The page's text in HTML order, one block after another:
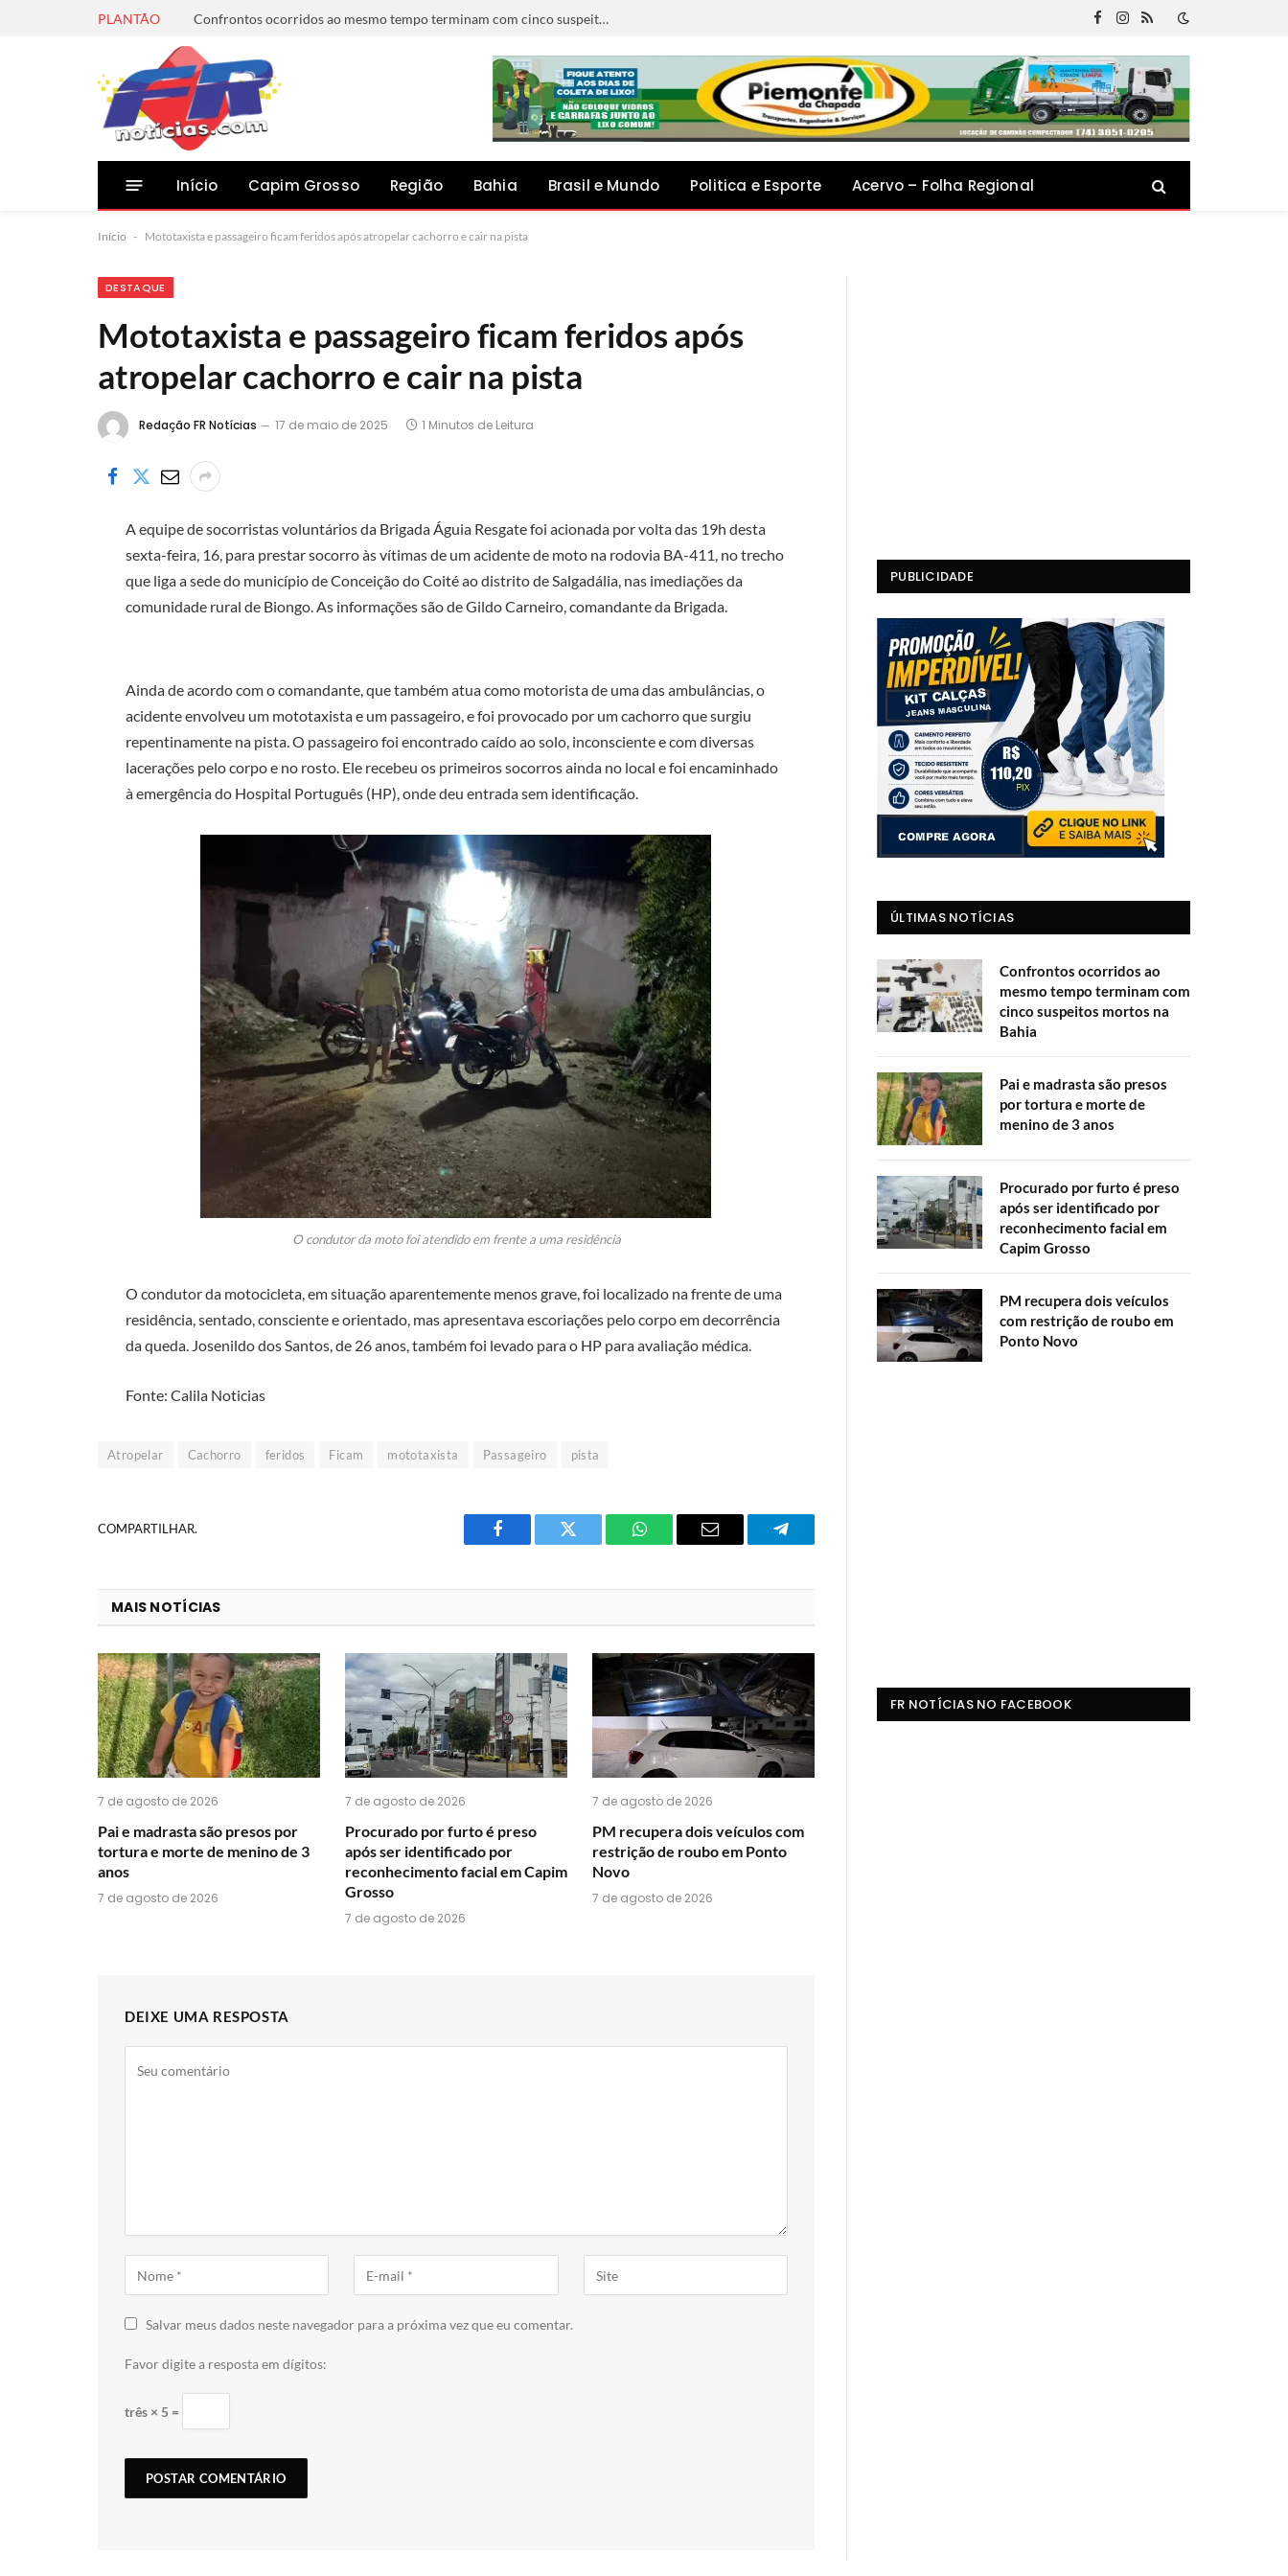
PLANTÃO Confrontos ocorridos ao mesmo tempo terminam com cinco suspeitos mortos na Bahia
Facebook
Instagram
RSS
Início Capim Grosso Região Bahia Brasil e Mundo Politica e Esporte Acervo – Folha Regional
Início - Mototaxista e passageiro ficam feridos após atropelar cachorro e cair na pista
DESTAQUE
Mototaxista e passageiro ficam feridos após
atropelar cachorro e cair na pista
Redação FR Notícias 17 de maio de 2025 1 Minutos de Leitura
A equipe de socorristas voluntários da Brigada Águia Resgate foi acionada por volta das 19h desta
sexta-feira, 16, para prestar socorro às vítimas de um acidente de moto na rodovia BA-411, no trecho
que liga a sede do município de Conceição do Coité ao distrito de Salgadália, nas imediações da
comunidade rural de Biongo. As informações são de Gildo Carneiro, comandante da Brigada.
Ainda de acordo com o comandante, que também atua como motorista de uma das ambulâncias, o
acidente envolveu um mototaxista e um passageiro, e foi provocado por um cachorro que surgiu
repentinamente na pista. O passageiro foi encontrado caído ao solo, inconsciente e com diversas
lacerações pelo corpo e no rosto. Ele recebeu os primeiros socorros ainda no local e foi encaminhado
à emergência do Hospital Português (HP), onde deu entrada sem identificação.
O condutor da moto foi atendido em frente a uma residência
O condutor da motocicleta, em situação aparentemente menos grave, foi localizado na frente de uma
residência, sentado, consciente e orientado, mas apresentava escoriações pelo corpo em decorrência
da queda. Josenildo dos Santos, de 26 anos, também foi levado para o HP para avaliação médica.
Fonte: Calila Noticias
Atropelar Cachorro feridos Ficam mototaxista Passageiro pista
COMPARTILHAR.
Facebook Twitter
O
do
WhatsApp?
E-
Telegrama
MAIS NOTÍCIAS
7 de agosto de 2026
Pai e madrasta são presos por
tortura e morte de menino de 3
anos
7 de agosto de 2026
7 de agosto de 2026
Procurado por furto é preso
após ser identificado por
reconhecimento facial em Capim
Grosso
7 de agosto de 2026
7 de agosto de 2026
PM recupera dois veículos com
restrição de roubo em Ponto
Novo
7 de agosto de 2026
DEIXE UMA RESPOSTA
Salvar meus dados neste navegador para a próxima vez que eu comentar.
Favor digite a resposta em dígitos:
três × 5 =
PUBLICIDADE
ÚLTIMAS NOTÍCIAS
Confrontos ocorridos ao
mesmo tempo terminam com
cinco suspeitos mortos na
Bahia
Pai e madrasta são presos
por tortura e morte de
menino de 3 anos
Procurado por furto é preso
após ser identificado por
reconhecimento facial em
Capim Grosso
PM recupera dois veículos
com restrição de roubo em
Ponto Novo
FR NOTÍCIAS NO FACEBOOK